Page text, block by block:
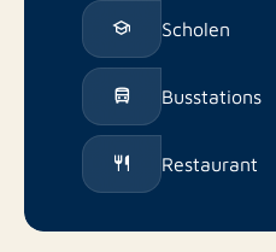
Scholen
Busstations
Restaurant